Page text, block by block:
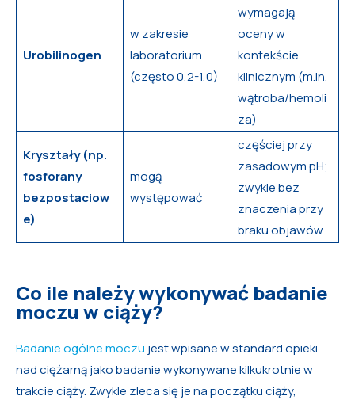
Urobilinogen
w zakresie
laboratorium
(często 0,2-1,0)
wymagają
oceny w
kontekście
klinicznym (m.in.
wątroba/hemoli
za)
Kryształy (np.
fosforany
bezpostaciow
e)
mogą
występować
częściej przy
zasadowym pH;
zwykle bez
znaczenia przy
braku objawów
Co ile należy wykonywać badanie
moczu w ciąży?
Badanie ogólne moczu jest wpisane w standard opieki
nad ciężarną jako badanie wykonywane kilkukrotnie w
trakcie ciąży. Zwykle zleca się je na początku ciąży,